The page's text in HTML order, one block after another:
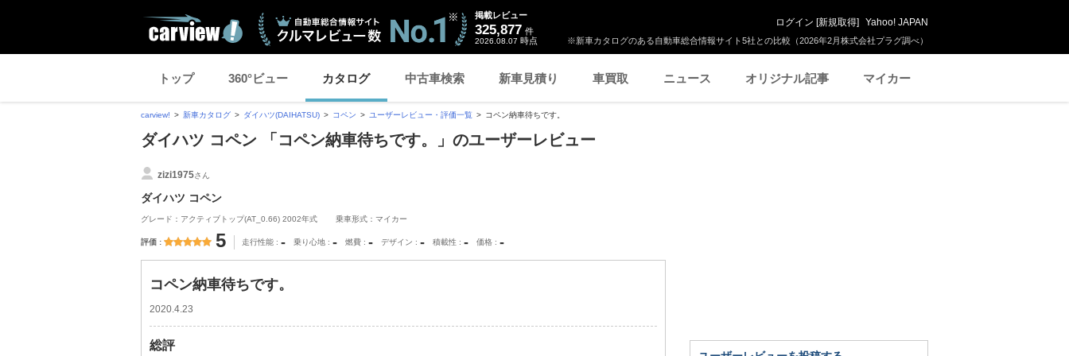
※新車カタログのある自動車総合情報サイト5社との比較（2026年2月株式会社プラグ調べ）
掲載レビュー
325,877 件
2026.08.07 時点
ログイン [新規取得] Yahoo! JAPAN
トップ 360°ビュー カタログ 中古車検索 新車見積り 車買取 ニュース オリジナル記事 マイカー
carview! 新車カタログ ダイハツ(DAIHATSU) コペン ユーザーレビュー・評価一覧 コペン納車待ちです。
ダイハツ コペン 「コペン納車待ちです。」のユーザーレビュー
zizi1975さん
ダイハツ コペン
グレード：アクティブトップ(AT_0.66) 2002年式 乗車形式：マイカー
評価 5 走行性能 - 乗り心地 - 燃費 - デザイン - 積載性 - 価格 -
コペン納車待ちです。
2020.4.23
総評